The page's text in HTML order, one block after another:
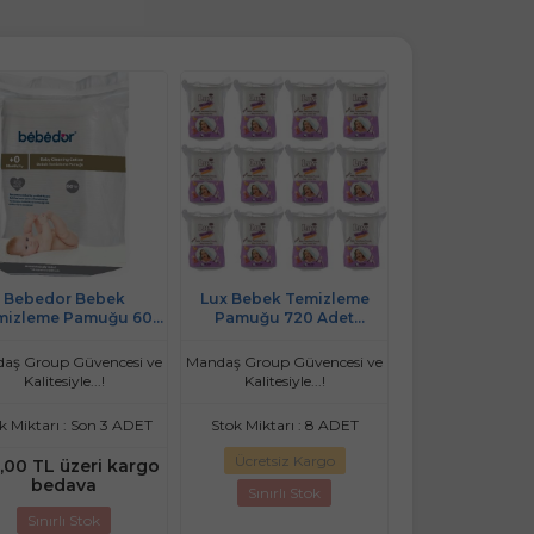
Bebedor Bebek
Pamuğu 60
Group Güvencesi ve
Kalitesiyle...!
Miktarı : Son 3 ADET
TL üzeri kargo
bedava
Sınırlı Stok
Lux Bebek Temizleme
Pamuğu 720 Adet
Mandaş Group Güvencesi ve
Kalitesiyle...!
Stok Miktarı : 8 ADET
Ücretsiz Kargo
Sınırlı Stok